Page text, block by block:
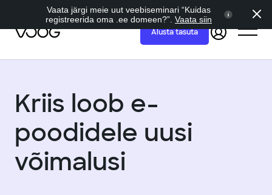
Alusta tasuta
Kriis loob e-
poodidele uusi
võimalusi
Vaata järgi meie uut veebiseminari “Kuidas
registreerida oma .ee domeen?”. Vaata siin